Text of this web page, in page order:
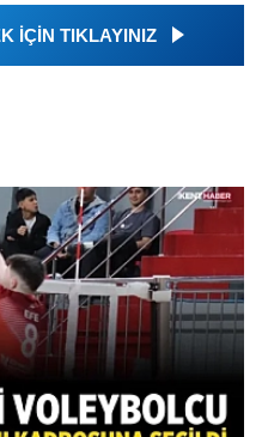
İÇİN TIKLAYINIZ